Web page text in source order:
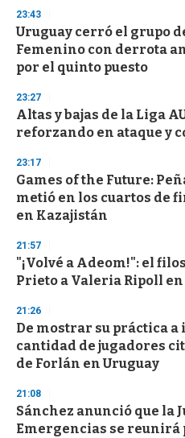
3
s
e
c
o
d
s
23:43
Uruguay cerró el grupo
Femenino con derrota
por el quinto puesto
23:27
Altas y bajas de la Liga
reforzando en ataque y
23:17
Games of the Future:
metió en los cuartos de
en Kazajistán
21:57
"¡Volvé a Adeom!": el
Prieto a Valeria Ripoll en
21:26
De mostrar su práctica
cantidad de jugadores
de Forlán en Uruguay
21:08
Sánchez anunció que la
Emergencias se reunirá